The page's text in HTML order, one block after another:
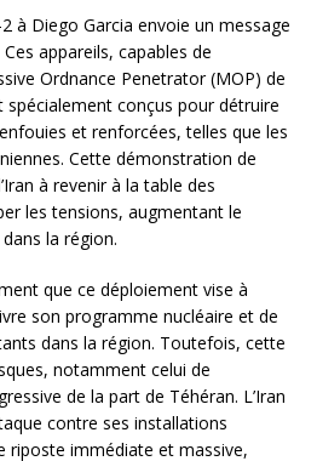
à Diego Garcia envoie un message
appareils, capables de
Ordnance Penetrator (MOP) de
conçus pour détruire
et renforcées, telles que les
Cette démonstration de
à revenir à la table des
les tensions, augmentant le
la région.
que ce déploiement vise à
son programme nucléaire et de
dans la région. Toutefois, cette
notamment celui de
de la part de Téhéran. L’Iran
contre ses installations
riposte immédiate et massive,